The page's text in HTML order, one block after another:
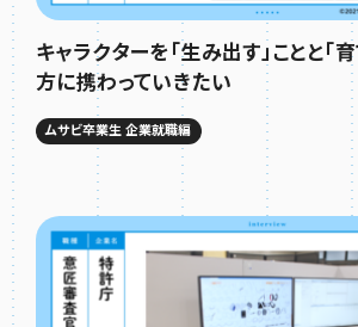
キャラクターを「生み出す」ことと「
方に携わっていきたい
ムサビ卒業生 企業就職編